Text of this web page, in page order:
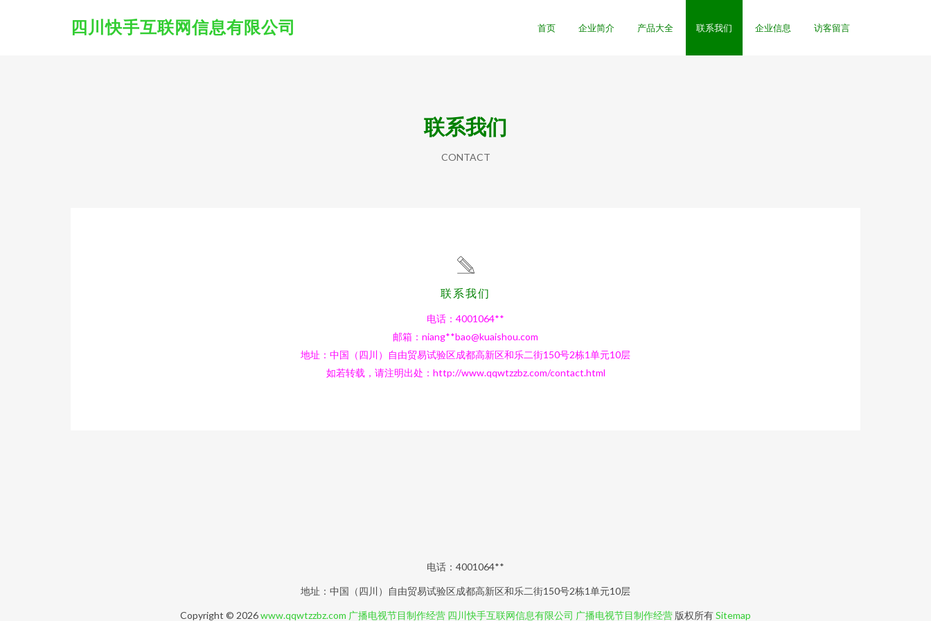
四川快手互联网信息有限公司 首页 企业简介 产品大全 联系我们 企业信息 访客留言
联系我们
CONTACT
联系我们
电话：4001064**
邮箱：niang**bao@kuaishou.com
地址：中国（四川）自由贸易试验区成都高新区和乐二街150号2栋1单元10层
如若转载，请注明出处：http://www.qqwtzzbz.com/contact.html
电话：4001064**
地址：中国（四川）自由贸易试验区成都高新区和乐二街150号2栋1单元10层
Copyright © 2026www.qqwtzzbz.com 广播电视节目制作经营 四川快手互联网信息有限公司 广播电视节目制作经营 版权所有Sitemap